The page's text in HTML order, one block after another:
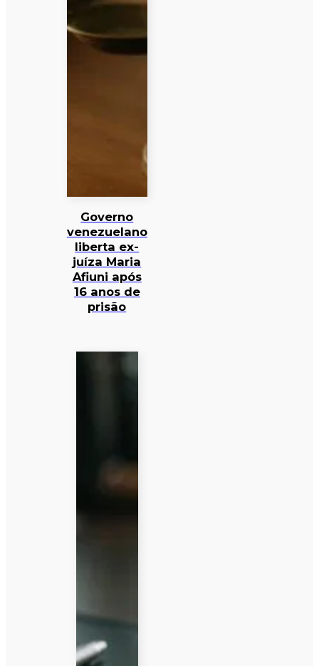
Governo
venezuelano
liberta ex-
juíza Maria
Afiuni após
16 anos de
prisão